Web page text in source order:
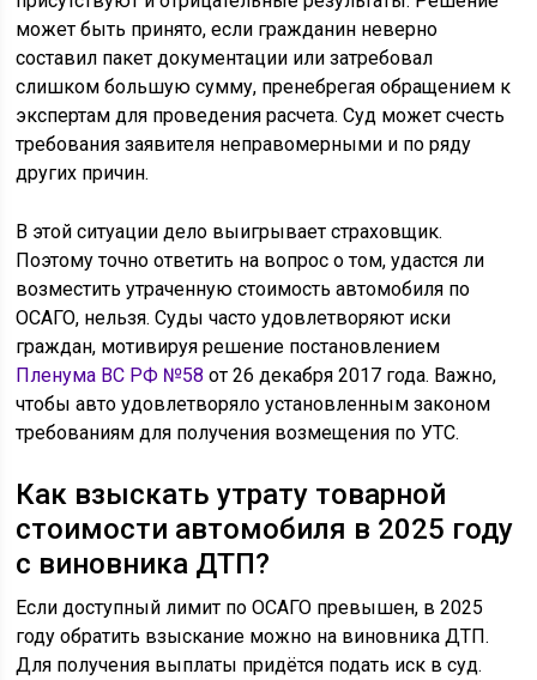
может быть принято, если гражданин неверно
составил пакет документации или затребовал
слишком большую сумму, пренебрегая обращением к
экспертам для проведения расчета. Суд может счесть
требования заявителя неправомерными и по ряду
других причин.
В этой ситуации дело выигрывает страховщик.
Поэтому точно ответить на вопрос о том, удастся ли
возместить утраченную стоимость автомобиля по
ОСАГО, нельзя. Суды часто удовлетворяют иски
граждан, мотивируя решение постановлением
Пленума ВС РФ №58 от 26 декабря 2017 года. Важно,
чтобы авто удовлетворяло установленным законом
требованиям для получения возмещения по УТС.
Как взыскать утрату товарной
стоимости автомобиля в 2025 году
с виновника ДТП?
Если доступный лимит по ОСАГО превышен, в 2025
году обратить взыскание можно на виновника ДТП.
Для получения выплаты придётся подать иск в суд.